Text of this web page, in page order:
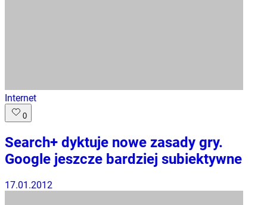
Internet
0
Search+ dyktuje nowe zasady gry.
Google jeszcze bardziej subiektywne
17.01.2012